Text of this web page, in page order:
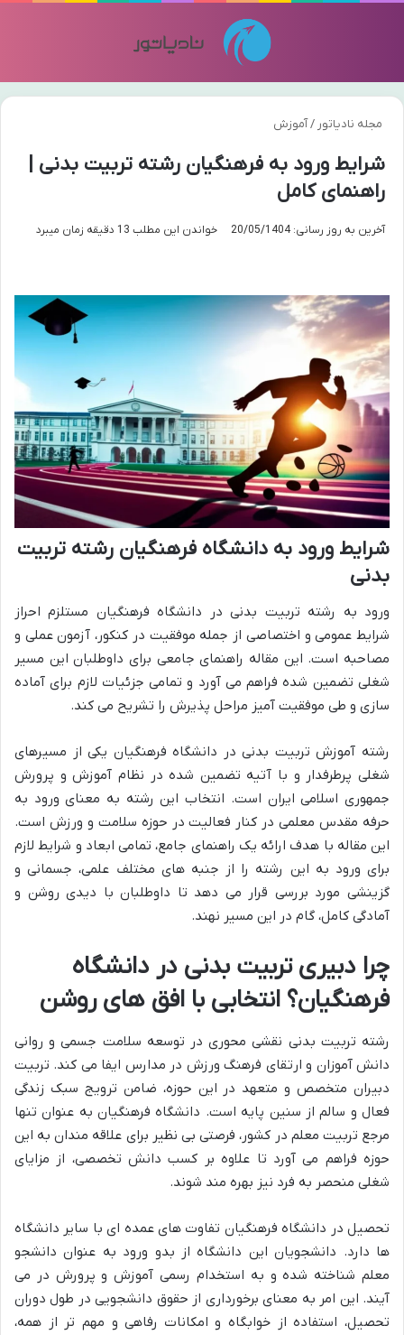
مجله نادیاتور /آموزش
شرایط ورود به فرهنگیان رشته تربیت بدنی |
راهنمای کامل
آخرین به روز رسانی: 20/05/1404 خواندن این مطلب 13 دقیقه زمان میبرد
شرایط ورود به دانشگاه فرهنگیان رشته تربیت
بدنی
ورود به رشته تربیت بدنی در دانشگاه فرهنگیان مستلزم احراز
شرایط عمومی و اختصاصی از جمله موفقیت در کنکور، آزمون عملی و
مصاحبه است. این مقاله راهنمای جامعی برای داوطلبان این مسیر
شغلی تضمین شده فراهم می آورد و تمامی جزئیات لازم برای آماده
سازی و طی موفقیت آمیز مراحل پذیرش را تشریح می کند.
رشته آموزش تربیت بدنی در دانشگاه فرهنگیان یکی از مسیرهای
شغلی پرطرفدار و با آتیه تضمین شده در نظام آموزش و پرورش
جمهوری اسلامی ایران است. انتخاب این رشته به معنای ورود به
حرفه مقدس معلمی در کنار فعالیت در حوزه سلامت و ورزش است.
این مقاله با هدف ارائه یک راهنمای جامع، تمامی ابعاد و شرایط لازم
برای ورود به این رشته را از جنبه های مختلف علمی، جسمانی و
گزینشی مورد بررسی قرار می دهد تا داوطلبان با دیدی روشن و
آمادگی کامل، گام در این مسیر نهند.
چرا دبیری تربیت بدنی در دانشگاه
فرهنگیان؟ انتخابی با افق های روشن
رشته تربیت بدنی نقشی محوری در توسعه سلامت جسمی و روانی
دانش آموزان و ارتقای فرهنگ ورزش در مدارس ایفا می کند. تربیت
دبیران متخصص و متعهد در این حوزه، ضامن ترویج سبک زندگی
فعال و سالم از سنین پایه است. دانشگاه فرهنگیان به عنوان تنها
مرجع تربیت معلم در کشور، فرصتی بی نظیر برای علاقه مندان به این
حوزه فراهم می آورد تا علاوه بر کسب دانش تخصصی، از مزایای
شغلی منحصر به فرد نیز بهره مند شوند.
تحصیل در دانشگاه فرهنگیان تفاوت های عمده ای با سایر دانشگاه
ها دارد. دانشجویان این دانشگاه از بدو ورود به عنوان دانشجو
معلم شناخته شده و به استخدام رسمی آموزش و پرورش در می
آیند. این امر به معنای برخورداری از حقوق دانشجویی در طول دوران
تحصیل، استفاده از خوابگاه و امکانات رفاهی و مهم تر از همه،